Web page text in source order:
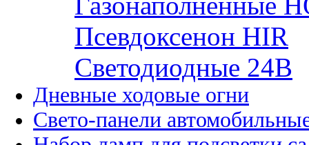
Псевдоксенон HIR
Cветодиодные 24B
Дневные ходовые огни
Свето-панели